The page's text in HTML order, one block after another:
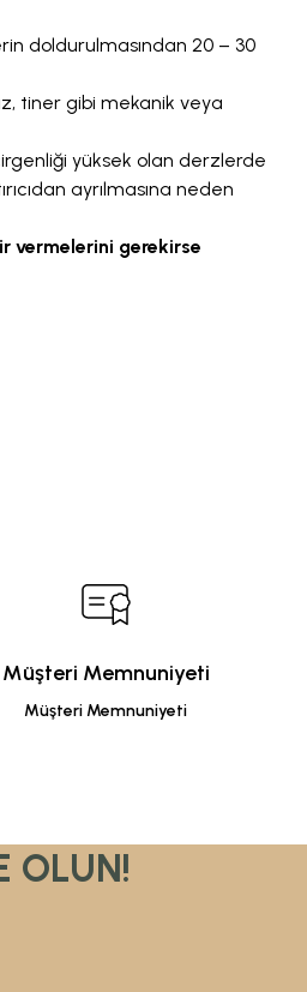
doldurulmasından 20 – 30
tiner gibi mekanik veya
yüksek olan derzlerde
ayrılmasına neden
vermelerini gerekirse
Müşteri Memnuniyeti
Müşteri Memnuniyeti
OLUN!